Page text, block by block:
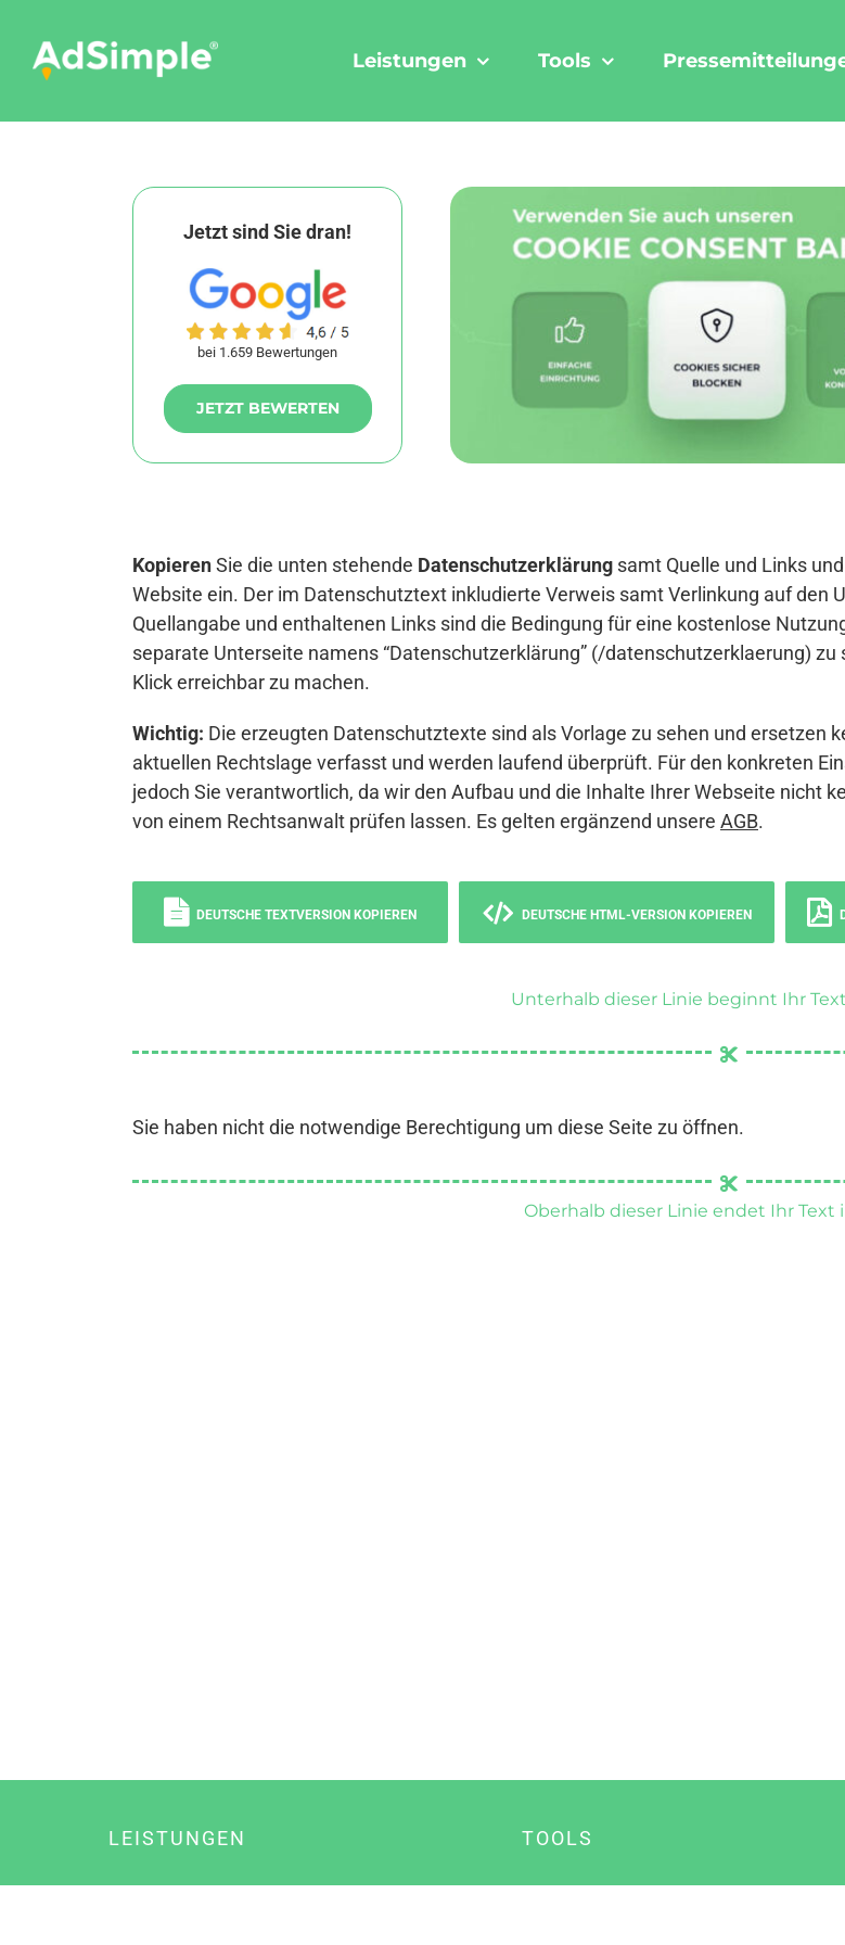
content
Leistungen Tools
Jetzt sind Sie dran!
bei 1.659 Bewertungen
JETZT BEWERTEN
KopierenSie die unten stehende Datenschutzerklärung samt Quelle und Links
Website ein. Der im Datenschutztext inkludierte Verweis samt Verlinkung auf den
Quellangabe und enthaltenen Links sind die Bedingung für eine kostenlose
separate Unterseite namens “Datenschutzerklärung” (/datenschutzerklaerung)
Klick erreichbar zu machen.
Wichtig: Die erzeugten Datenschutztexte sind als Vorlage zu sehen und ersetzen
aktuellen Rechtslage verfasst und werden laufend überprüft. Für den konkreten
jedoch Sie verantwortlich, da wir den Aufbau und die Inhalte Ihrer Webseite nicht
von einem Rechtsanwalt prüfen lassen. Es gelten ergänzend unsere AGB.
DEUTSCHE TEXTVERSION KOPIEREN DEUTSCHE HTML-VERSION KOPIEREN
Unterhalb dieser Linie beginnt Ihr
Sie haben nicht die notwendige Berechtigung um diese Seite zu öffnen.
Oberhalb dieser Linie endet Ihr Text
LEISTUNGEN TOOLS